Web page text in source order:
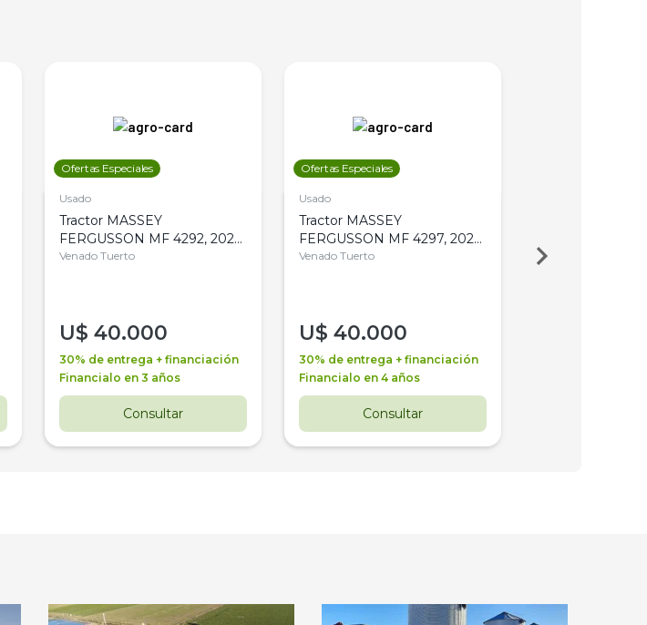
Ofertas Especiales
Usado
Tractor MASSEY
FERGUSSON MF 4292, 2020,
4WD, PATON
Venado Tuerto
U$ 40.000
30% de entrega + financiación
Financialo en 3 años
Consultar
Ofertas Especiales
Usado
Tractor MASSEY
FERGUSSON MF 4297, 2020,
4WD, PATON
Venado Tuerto
U$ 40.000
30% de entrega + financiación
Financialo en 4 años
Consultar
Venado Tuerto